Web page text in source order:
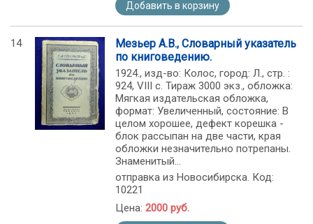
Добавить в корзину
14
Мезьер А.В., Словарный указатель
по книговедению.
1924., изд-во: Колос, город: Л., стр. :
924, VIII с. Тираж 3000 экз., обложка:
Мягкая издательская обложка,
формат: Увеличенный, состояние: В
целом хорошее, дефект корешка -
блок рассыпан на две части, края
обложки незначительно потрепаны.
Знаменитый...
отправка из Новосибирска. Код:
10221
Цена: 2000 руб.